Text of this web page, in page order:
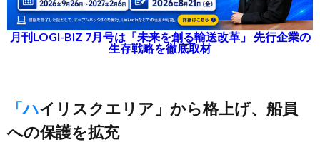
月刊LOGI-BIZ 7月号は「未来を創る輸送改革」 先行企業の
生存戦略を徹底取材
「ハイリスクエリア」から格上げ、船員
への保護を拡充